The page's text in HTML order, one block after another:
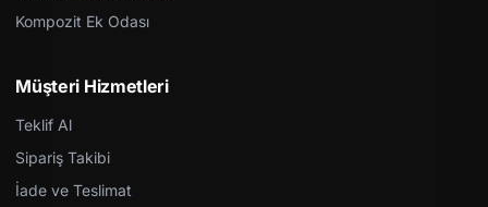
Kompozit Ek Odası
Müşteri Hizmetleri
Teklif Al
Sipariş Takibi
İade ve Teslimat